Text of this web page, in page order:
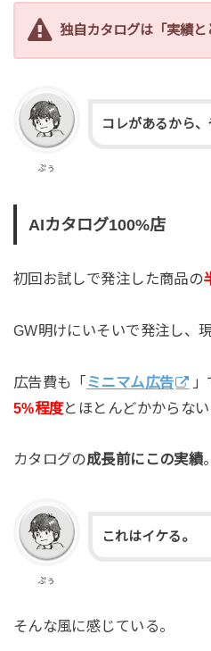
独自カタログは「実績と
ぷぅ
コレがあるから、
AIカタログ100%店
初回お試しで発注した商品の
GW明けにいそいで発注し、
広告費も「ミニマム広告
5%程度とほとんどかからない
カタログの成長前にこの実績。
ぷぅ
これはイケる。
そんな風に感じている。